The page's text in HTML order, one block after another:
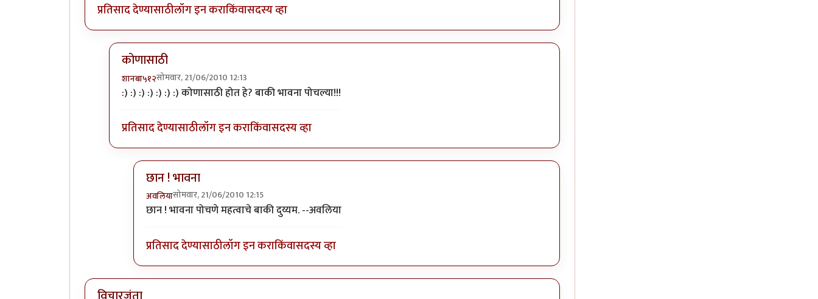
प्रतिसाद देण्यासाठीलॉग इन कराकिंवासदस्य व्हा
कोणासाठी
शानबा५१२सोमवार, 21/06/2010 12:13
In reply toतुम्ही कायbyअवलिया
:) :) :) :) :) :) :) कोणासाठी होत हे? बाकी भावना पोचल्या!!!
प्रतिसाद देण्यासाठीलॉग इन कराकिंवासदस्य व्हा
छान ! भावना
अवलियासोमवार, 21/06/2010 12:15
In reply toकोणासाठीbyशानबा५१२
छान ! भावना पोचणे महत्वाचे बाकी दुय्यम. --अवलिया
प्रतिसाद देण्यासाठीलॉग इन कराकिंवासदस्य व्हा